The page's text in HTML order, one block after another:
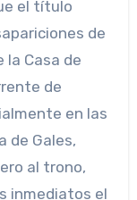
el título
de
la Casa de
de
en las
de Gales,
al trono,
inmediatos el